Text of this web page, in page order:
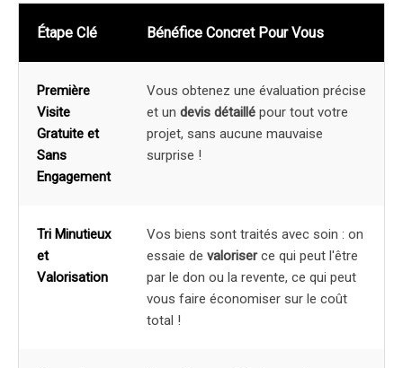
Étape Clé Bénéfice Concret Pour Vous
Première
Visite
Gratuite et
Sans
Engagement
Vous obtenez une évaluation précise
et un devis détaillé pour tout votre
projet, sans aucune mauvaise
surprise !
Tri Minutieux
et
Valorisation
Vos biens sont traités avec soin : on
essaie de valoriserce qui peut l'être
par le don ou la revente, ce qui peut
vous faire économiser sur le coût
total !